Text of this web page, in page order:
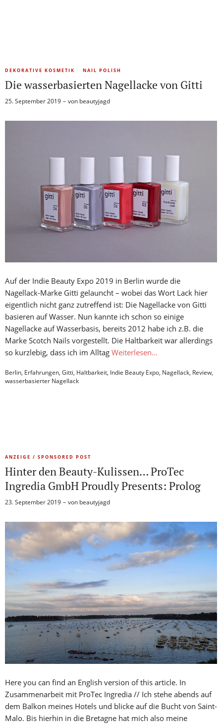
DEKORATIVE KOSMETIK NAIL POLISH
Die wasserbasierten Nagellacke von Gitti
25. September 2019 von beautyjagd
Auf der Indie Beauty Expo 2019 in Berlin wurde die
Nagellack-Marke Gitti gelauncht – wobei das Wort Lack hier
eigentlich nicht ganz zutreffend ist: Die Nagellacke von Gitti
basieren auf Wasser. Nun kannte ich schon so einige
Nagellacke auf Wasserbasis, bereits 2012 habe ich z.B. die
Marke Scotch Nails vorgestellt. Die Haltbarkeit war allerdings
so kurzlebig, dass ich im Alltag Weiterlesen…
Berlin, Erfahrungen, Gitti, Haltbarkeit, Indie Beauty Expo, Nagellack, Review,
wasserbasierter Nagellack
ANZEIGE / SPONSORED POST
Hinter den Beauty-Kulissen… ProTec
Ingredia GmbH Proudly Presents: Prolog
23. September 2019 von beautyjagd
Here you can find an English version of this article. In
Zusammenarbeit mit ProTec Ingredia // Ich stehe abends auf
dem Balkon meines Hotels und blicke auf die Bucht von Saint-
Malo. Bis hierhin in die Bretagne hat mich also meine